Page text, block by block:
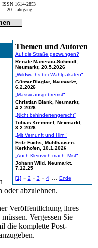
Themen und Autoren
Auf die Straße gezwungen?
Renate Manescu-Schmidt,
Neumarkt, 20.5.2026
„Wildwuchs bei Wahlplakaten“
Günter Biegler, Neumarkt,
6.2.2026
„Massiv ausgebremst“
Christian Blank, Neumarkt,
4.2.2026
„Nicht behindertengerecht“
Tobias Kremmel, Neumarkt,
3.2.2026
„Mit Vernunft und Hirn “
Fritz Fuchs, Mühlhausen-
Kerkhofen, 10.1.2026
„Auch Kleinvieh macht Mist“
Johann Wild, Neumarkt,
7.12.25
[1]- 2 - 3 - 4... Ende
oder abzulehnen.
Veröffentlichung Ihres
Vergessen Sie
die komplette Post-
ISSN 1614-2853
20. Jahrgang